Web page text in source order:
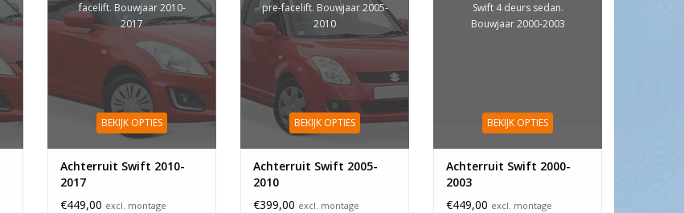
facelift. Bouwjaar 2010-
2017
BEKIJK OPTIES
Achterruit Swift 2010-
2017
€449,00 excl. montage
pre-facelift. Bouwjaar 2005-
2010
BEKIJK OPTIES
Achterruit Swift 2005-
2010
€399,00 excl. montage
Swift 4 deurs sedan.
Bouwjaar 2000-2003
BEKIJK OPTIES
Achterruit Swift 2000-
2003
€449,00 excl. montage